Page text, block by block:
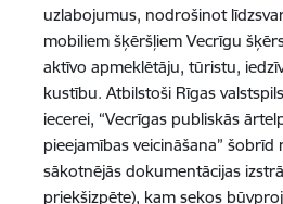
uzlabojumus, nodrošinot
mobiliem šķēršļiem Vecrīgu
aktīvo apmeklētāju, tūristu,
kustību. Atbilstoši Rīgas
iecerei, “Vecrīgas publiskās
pieejamības veicināšana”
sākotnējās dokumentācijas
priekšizpēte), kam sekos